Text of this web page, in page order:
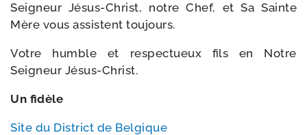
Seigneur Jésus-​Christ, notre Chef, et Sa Sainte
Mère vous assistent toujours.
Votre humble et res­pec­tueux fils en Notre
Seigneur Jésus-Christ.
Un fidèle
Site du District de Belgique